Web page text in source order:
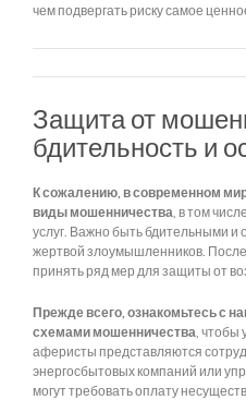
чем подвергать риску самое
Защита от
бдительность и
К сожалению, в современном
виды мошенничества , в том
услуг. Важно быть бдительными
жертвой злоумышленников.
принять ряд мер для защиты от
Прежде всего, ознакомьтесь с
схемами мошенничества , чтобы
аферисты представляются
энергосбытовых компаний или
могут требовать оплату